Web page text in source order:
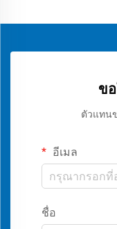
ข
ตัวแทน
อีเมล
ชื่อ